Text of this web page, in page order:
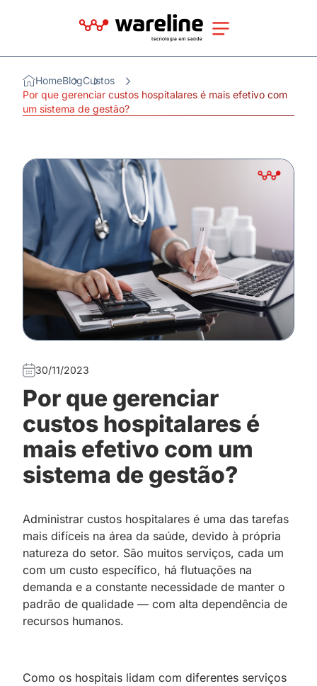
HomeBlogCustos
Por que gerenciar custos hospitalares é mais efetivo com
um sistema de gestão?
30/11/2023
Por que gerenciar
custos hospitalares é
mais efetivo com um
sistema de gestão?
Administrar custos hospitalares é uma das tarefas
mais difíceis na área da saúde, devido à própria
natureza do setor. São muitos serviços, cada um
com um custo específico, há flutuações na
demanda e a constante necessidade de manter o
padrão de qualidade — com alta dependência de
recursos humanos.
Como os hospitais lidam com diferentes serviços